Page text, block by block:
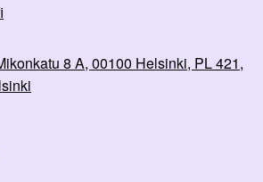
8 A, 00100 Helsinki, PL 421,